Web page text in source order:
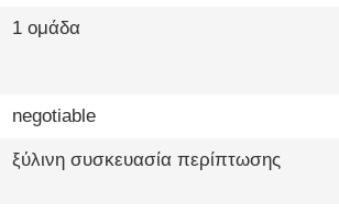
1 ομάδα
negotiable
ξύλινη συσκευασία περίπτωσης